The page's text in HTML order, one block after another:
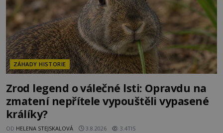
ZÁHADY HISTORIE
Zrod legend o válečné lsti: Opravdu na
zmatení nepřítele vypouštěli vypasené
králíky?
OD HELENA STEJSKALOVÁ 3.8.2026 3.4TIS